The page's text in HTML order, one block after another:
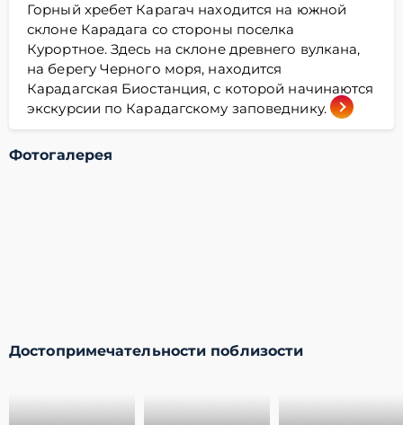
Горный хребет Карагач находится на южной
склоне Карадага со стороны поселка
Курортное. Здесь на склоне древнего вулкана,
на берегу Черного моря, находится
Карадагская Биостанция, с которой начинаются
экскурсии по Карадагскому заповеднику.
Фотогалерея
Достопримечательности поблизости